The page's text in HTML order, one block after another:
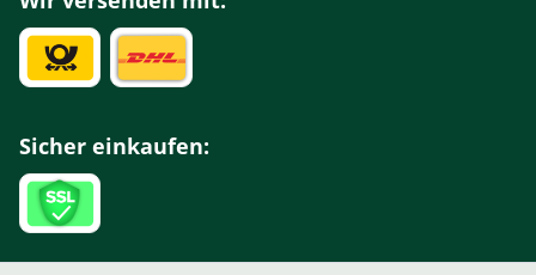
Sicher einkaufen: